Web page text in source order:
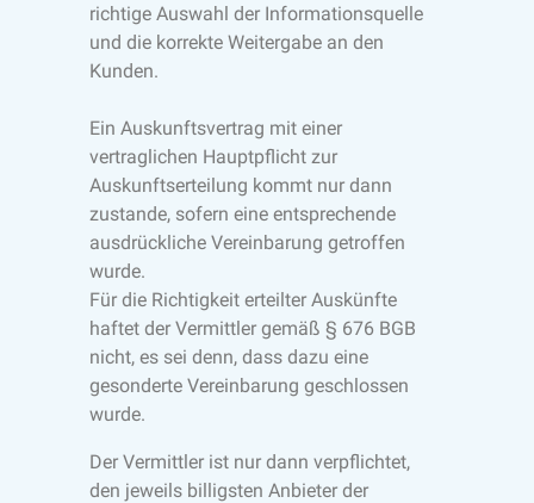
richtige Auswahl der Informationsquelle
und die korrekte Weitergabe an den
Kunden.
Ein Auskunftsvertrag mit einer
vertraglichen Hauptpflicht zur
Auskunftserteilung kommt nur dann
zustande, sofern eine entsprechende
ausdrückliche Vereinbarung getroffen
wurde.
Für die Richtigkeit erteilter Auskünfte
haftet der Vermittler gemäß § 676 BGB
nicht, es sei denn, dass dazu eine
gesonderte Vereinbarung geschlossen
wurde.
Der Vermittler ist nur dann verpflichtet,
den jeweils billigsten Anbieter der